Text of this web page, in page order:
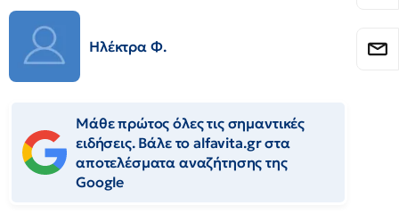
Ηλέκτρα Φ.
Μάθε πρώτος όλες τις σημαντικές
ειδήσεις. Βάλε το alfavita.gr στα
αποτελέσματα αναζήτησης της
Google